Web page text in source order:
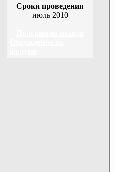
Сроки проведения
июль 2010